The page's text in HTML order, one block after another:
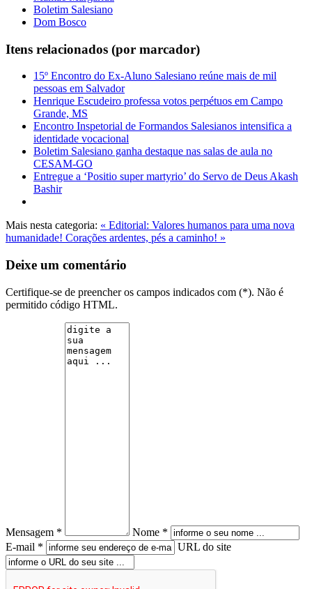
Boletim Salesiano
Dom Bosco
Itens relacionados (por marcador)
15º Encontro do Ex-Aluno Salesiano reúne mais de mil
pessoas em Salvador
Henrique Escudeiro professa votos perpétuos em Campo
Grande, MS
Encontro Inspetorial de Formandos Salesianos intensifica a
identidade vocacional
Boletim Salesiano ganha destaque nas salas de aula no
CESAM-GO
Entregue a ‘Positio super martyrio’ do Servo de Deus Akash
Bashir
Mais nesta categoria: « Editorial: Valores humanos para uma nova
humanidade! Corações ardentes, pés a caminho! »
Deixe um comentário
Certifique-se de preencher os campos indicados com (*). Não é
permitido código HTML.
Mensagem *
Nome *
E-mail *
URL do site